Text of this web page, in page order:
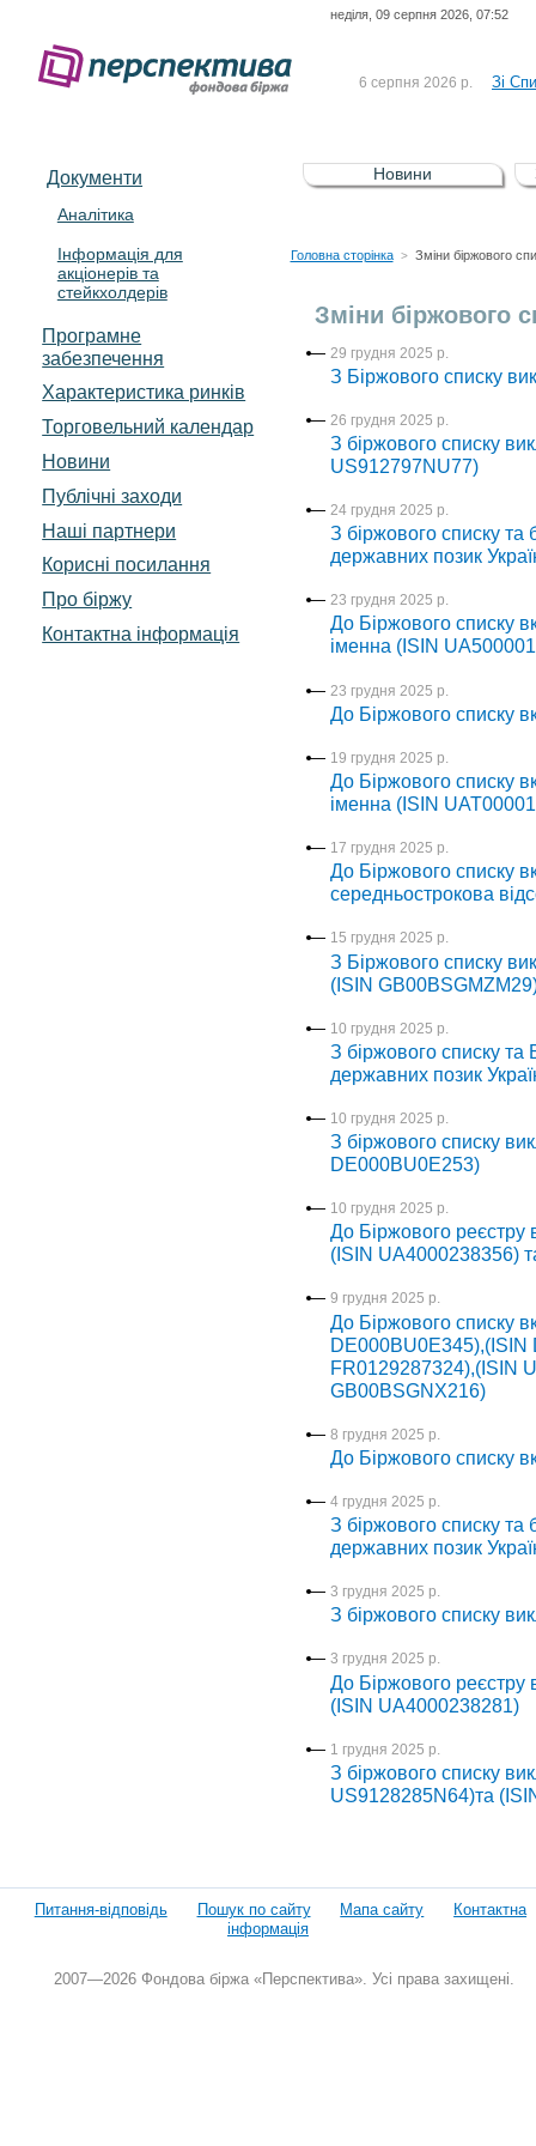
неділя, 09 серпня 2026, 07:52
6 серпня 2026 р. Зі
5 серпня 2026 р.
Зі
UA4000232607)
4 серпня 2026 р.
До
Документи
Аналітика
Інформація для
акціонерів та
стейкхолдерів
Програмне
забезпечення
Характеристика pинків
Торговельний календар
Новини
Публічні заходи
Наші партнери
Корисні посилання
Про біржу
Контактна інформація
Новини
Головна сторінка > Зміни біржового
Зміни біржового
29 грудня 2025 р.
З Біржового списку
26 грудня 2025 р.
З біржового списку
US912797NU77)
24 грудня 2025 р.
З біржового списку та
державних позик
23 грудня 2025 р.
До Біржового списку
іменна (ISIN
23 грудня 2025 р.
До Біржового списку
19 грудня 2025 р.
До Біржового списку
іменна (ISIN
17 грудня 2025 р.
До Біржового списку
середньострокова
15 грудня 2025 р.
З Біржового списку
(ISIN
10 грудня 2025 р.
З біржового списку та
державних позик
10 грудня 2025 р.
З біржового списку
DE000BU0E253)
10 грудня 2025 р.
До Біржового реєстру
(ISIN UA4000238356)
9 грудня 2025 р.
До Біржового списку
FR0129287324),(ISIN
GB00BSGNX216)
8 грудня 2025 р.
До Біржового списку
4 грудня 2025 р.
З біржового списку та
державних позик
3 грудня 2025 р.
З біржового списку
3 грудня 2025 р.
До Біржового реєстру
(ISIN UA4000238281)
1 грудня 2025 р.
З біржового списку
US9128285N64)та
Питання-відповідь Пошук по сайту Мапа сайту
Контактна
інформація
2007—2026 Фондова біржа «Перспектива». Усі права захищені.